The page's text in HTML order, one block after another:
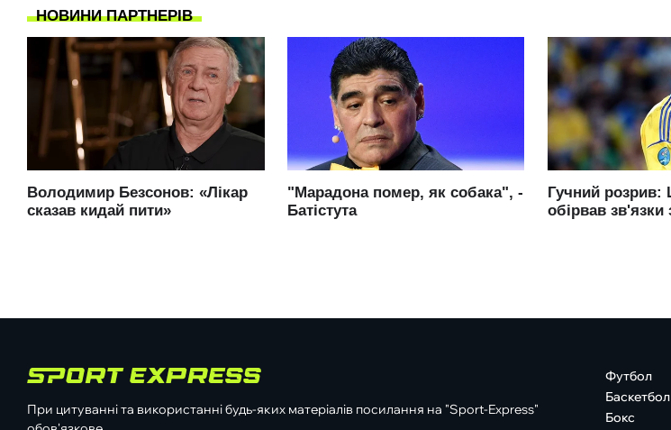
При цитуванні та використанні будь-яких матеріалів посилання на "Sport-Express"
Футбол
Баскетбол
Бокс